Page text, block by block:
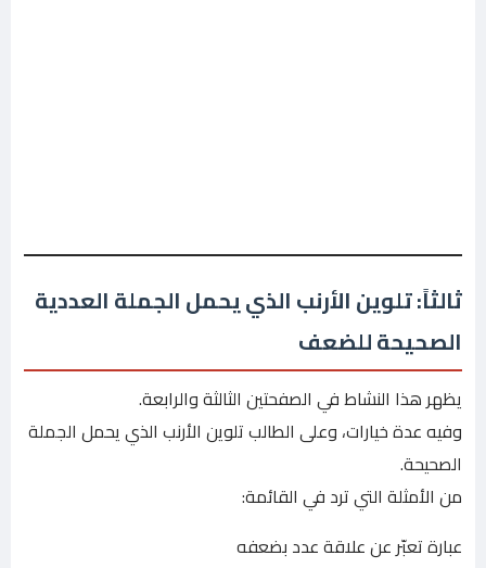
ثالثاً: تلوين الأرنب الذي يحمل الجملة العددية
الصحيحة للضعف
يظهر هذا النشاط في الصفحتين الثالثة والرابعة.
وفيه عدة خيارات، وعلى الطالب تلوين الأرنب الذي يحمل الجملة
الصحيحة.
من الأمثلة التي ترد في القائمة:
عبارة تعبّر عن علاقة عدد بضعفه